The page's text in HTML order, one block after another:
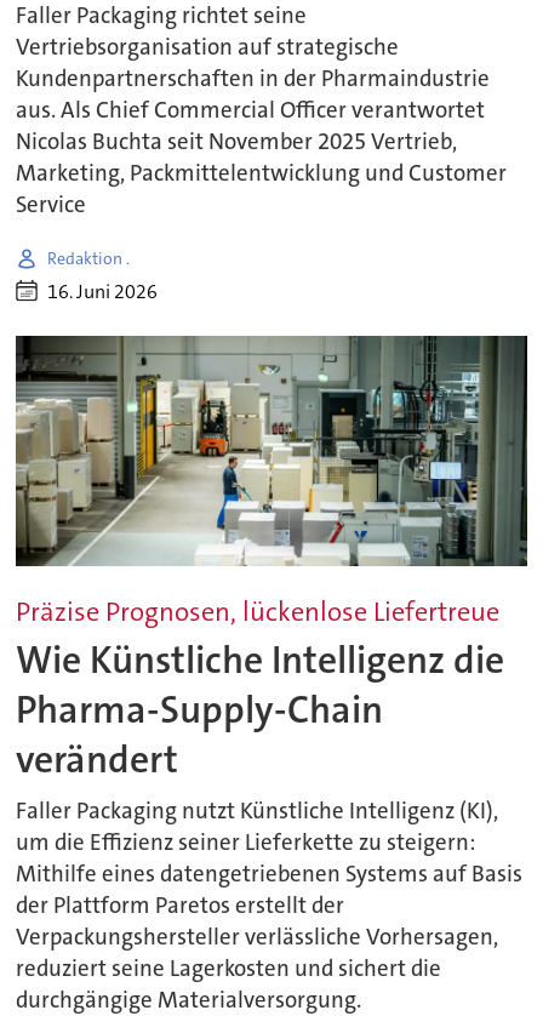
Faller Packaging richtet seine
Vertriebsorganisation auf strategische
Kundenpartnerschaften in der Pharmaindustrie
aus. Als Chief Commercial Officer verantwortet
Nicolas Buchta seit November 2025 Vertrieb,
Marketing, Packmittelentwicklung und Customer
Service
Redaktion .
16. Juni 2026
Präzise Prognosen, lückenlose Liefertreue
Wie Künstliche Intelligenz die
Pharma-Supply-Chain
verändert
Faller Packaging nutzt Künstliche Intelligenz (KI),
um die Effizienz seiner Lieferkette zu steigern:
Mithilfe eines datengetriebenen Systems auf Basis
der Plattform Paretos erstellt der
Verpackungshersteller verlässliche Vorhersagen,
reduziert seine Lagerkosten und sichert die
durchgängige Materialversorgung.